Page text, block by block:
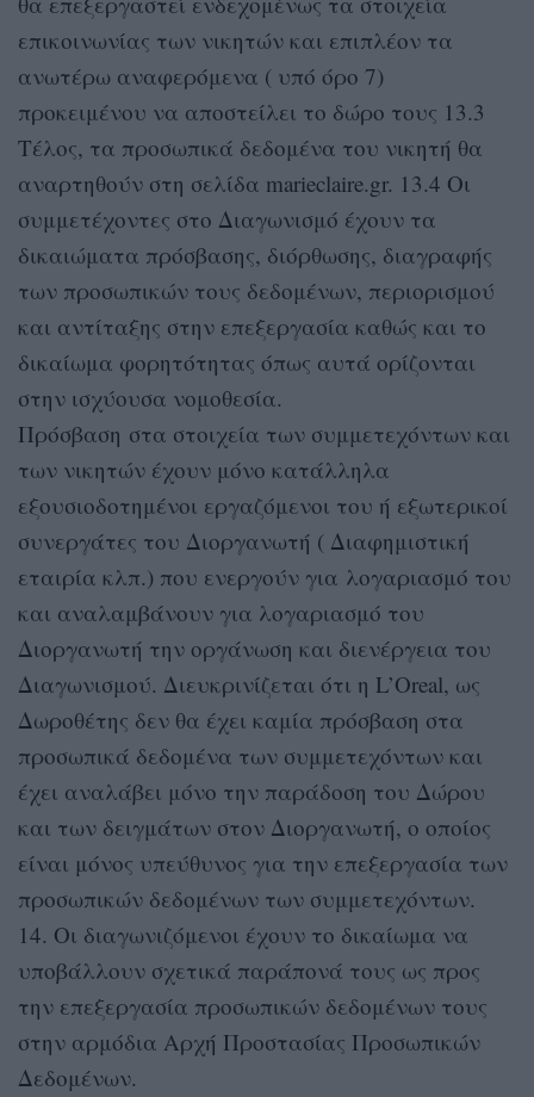
επικοινωνίας των νικητών και επιπλέον τα
ανωτέρω αναφερόμενα ( υπό όρο 7)
προκειμένου να αποστείλει το δώρο τους 13.3
Τέλος, τα προσωπικά δεδομένα του νικητή θα
αναρτηθούν στη σελίδα marieclaire.gr. 13.4 Οι
συμμετέχοντες στο Διαγωνισμό έχουν τα
δικαιώματα πρόσβασης, διόρθωσης, διαγραφής
των προσωπικών τους δεδομένων, περιορισμού
και αντίταξης στην επεξεργασία καθώς και το
δικαίωμα φορητότητας όπως αυτά ορίζονται
στην ισχύουσα νομοθεσία.
Πρόσβαση στα στοιχεία των συμμετεχόντων και
των νικητών έχουν μόνο κατάλληλα
εξουσιοδοτημένοι εργαζόμενοι του ή εξωτερικοί
συνεργάτες του Διοργανωτή ( Διαφημιστική
εταιρία κλπ.) που ενεργούν για λογαριασμό του
και αναλαμβάνουν για λογαριασμό του
Διοργανωτή την οργάνωση και διενέργεια του
Διαγωνισμού. Διευκρινίζεται ότι η L’Oreal, ως
Δωροθέτης δεν θα έχει καμία πρόσβαση στα
προσωπικά δεδομένα των συμμετεχόντων και
έχει αναλάβει μόνο την παράδοση του Δώρου
και των δειγμάτων στον Διοργανωτή, ο οποίος
είναι μόνος υπεύθυνος για την επεξεργασία των
προσωπικών δεδομένων των συμμετεχόντων.
14. Οι διαγωνιζόμενοι έχουν το δικαίωμα να
υποβάλλουν σχετικά παράπονά τους ως προς
την επεξεργασία προσωπικών δεδομένων τους
στην αρμόδια Αρχή Προστασίας Προσωπικών
Δεδομένων.